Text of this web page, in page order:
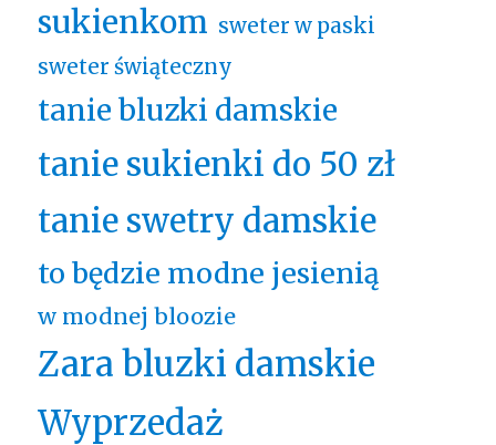
sukienkom sweter w paski
sweter świąteczny
tanie bluzki damskie
tanie sukienki do 50 zł
tanie swetry damskie
to będzie modne jesienią
w modnej bloozie
Zara bluzki damskie
Wyprzedaż